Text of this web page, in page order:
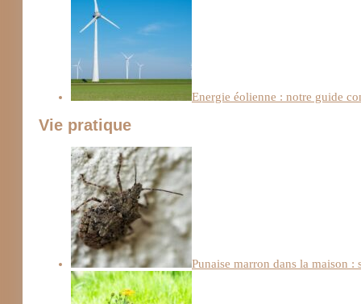
Energie éolienne : notre guide
Vie pratique
Punaise marron dans la maison